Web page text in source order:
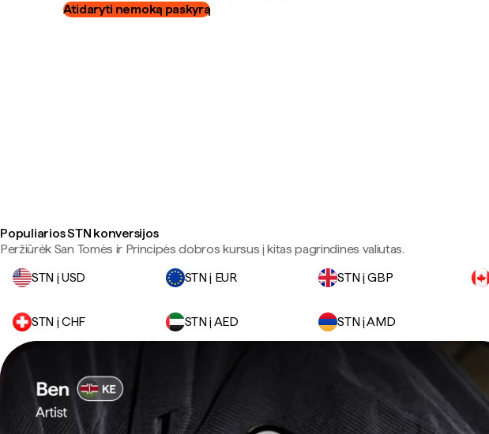
Atidaryti nemoką paskyrą
Populiarios STN konversijos
Peržiūrėk San Tomės ir Principės dobros kursus į kitas pagrindines valiutas.
STN į USD
STN į EUR STN į GBP
STN į CHF STN į AED STN į AMD